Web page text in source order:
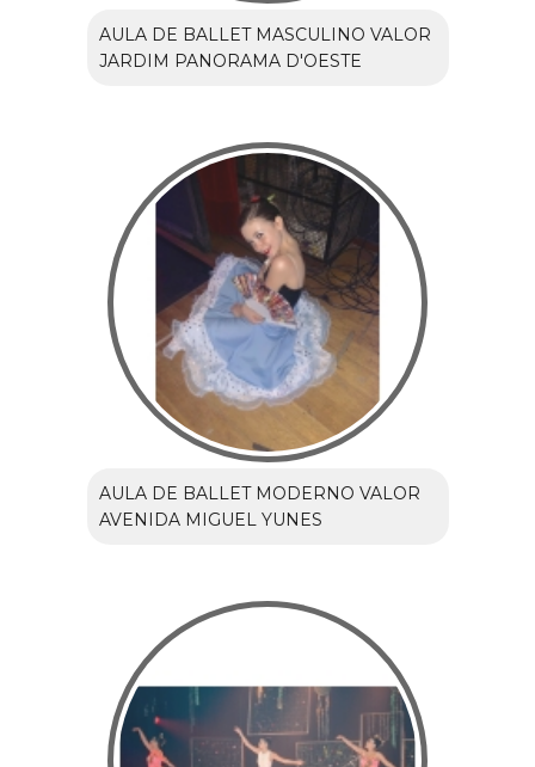
AULA DE BALLET MASCULINO VALOR
JARDIM PANORAMA D'OESTE
AULA DE BALLET MODERNO VALOR
AVENIDA MIGUEL YUNES